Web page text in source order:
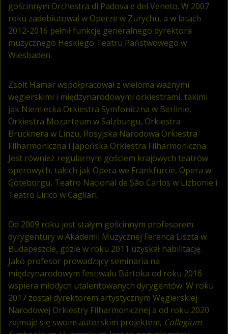
gościnnym Orchestra di Padova e del Veneto. W 2007
roku zadebiutował w Operze w Zurychu, a w latach
2012-2016 pełnił funkcję generalnego dyrektora
muzycznego Heskiego Teatru Państwowego w
Wiesbaden.
Zsolt Hamar współpracował z wieloma ważnymi
węgierskimi i międzynarodowymi orkiestrami, takimi
jak Niemiecka Orkiestra Symfoniczna w Berlinie,
Orkiestra Mozarteum w Salzburgu, Orkiestra
Brucknera w Linzu, Rosyjska Narodowa Orkiestra
Filharmoniczna i Japońska Orkiestra Filharmoniczna.
Jest również regularnym gościem krajowych teatrów
operowych, takich jak Opera we Frankfurcie, Opera w
Göteborgu, Teatro Nacional de São Carlos w Lizbonie i
Teatro Lirico w Cagliari.
Od 2009 roku jest stałym gościnnym profesorem
dyrygentury w Akademii Muzycznej Ferenca Liszta w
Budapeszcie, gdzie w roku 2011 uzyskał habilitację.
Jako profesor prowadzący seminaria na
międzynarodowym festiwalu Bártoka od roku 2016
wspiera młodych utalentowanych dyrygentów. W roku
2017 został dyrektorem artystycznym Węgierskiej
Narodowej Orkiestry Filharmonicznej a od roku 2020
zajmuje się swoim autorskim projektem, Collegium